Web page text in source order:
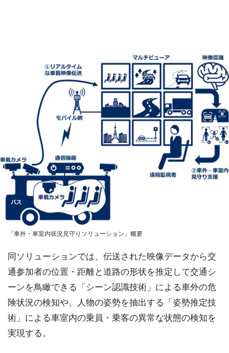
「車外・車室内状況見守りソリューション」概要
同ソリューションでは、伝送された映像データから交
通参加者の位置・距離と道路の形状を推定して交通シ
ーンを鳥瞰できる「シーン認識技術」による車外の危
険状況の検知や、人物の姿勢を抽出する「姿勢推定技
術」による車室内の乗員・乗客の異常な状態の検知を
実現する。